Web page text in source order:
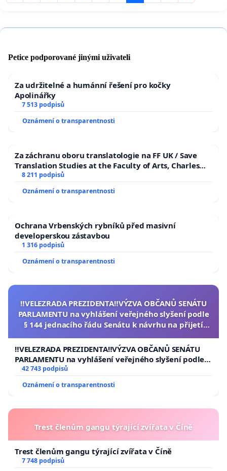
Petice podporované jinými uživateli
Za udržitelné a humánní řešení pro kočky
Apolinářky
7 513 podpisů
Oznámení o transparentnosti
Za záchranu oboru translatologie na FF UK / Save
Translation Studies at the Faculty of Arts, Charles
University
8 211 podpisů
Oznámení o transparentnosti
Ochrana Vrbenských rybníků před masivní
developerskou zástavbou
1 316 podpisů
Oznámení o transparentnosti
‼️VELEZRADA PREZIDENTA‼️VÝZVA OBČANŮ SENÁTU
PARLAMENTU na vyhlášení veřejného slyšení podle
§ 144 jednacího řádu Senátu k návrhu na přijetí
republiky
‼️VELEZRADA PREZIDENTA‼️VÝZVA OBČANŮ SENÁTU
PARLAMENTU na vyhlášení veřejného slyšení podle §
144 jednacího řádu Senátu k návrhu na přijetí
republiky
42 743 podpisů
Oznámení o transparentnosti
Trest členům gangu týrající zvířata v Číně
Trest členům gangu týrající zvířata v Číně
7 748 podpisů